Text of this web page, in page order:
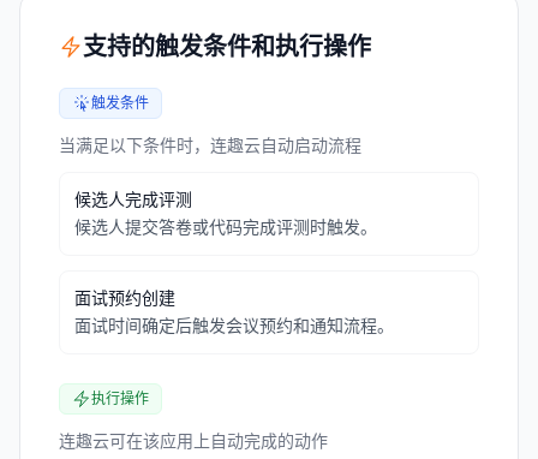
支持的触发条件和执行操作
触发条件
当满足以下条件时，连趣云自动启动流程
候选人完成评测
候选人提交答卷或代码完成评测时触发。
面试预约创建
面试时间确定后触发会议预约和通知流程。
执行操作
连趣云可在该应用上自动完成的动作